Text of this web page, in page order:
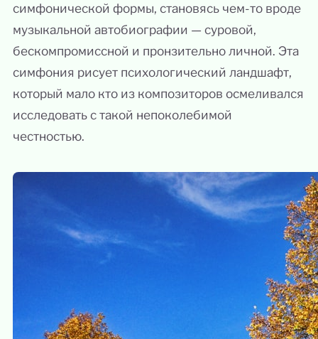
симфонической формы, становясь чем-то вроде
музыкальной автобиографии — суровой,
бескомпромиссной и пронзительно личной. Эта
симфония рисует психологический ландшафт,
который мало кто из композиторов осмеливался
исследовать с такой непоколебимой
честностью.